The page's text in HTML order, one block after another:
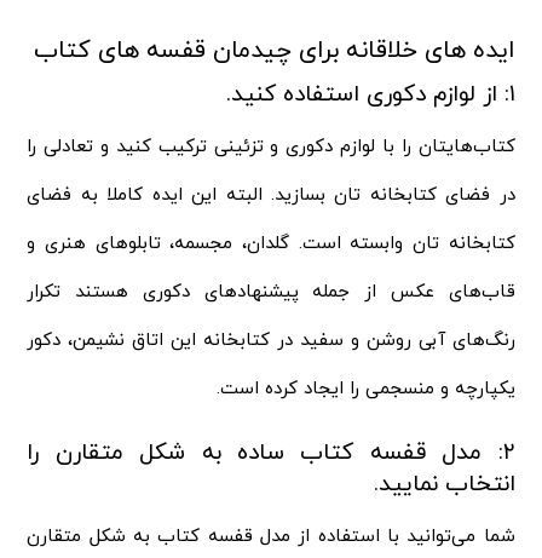
ایده های خلاقانه برای چیدمان قفسه‌ های کتاب‌
۱: از لوازم دکوری استفاده کنید.
کتاب‌هایتان را با لوازم دکوری و تزئینی ترکیب کنید و تعادلی را
در فضای کتابخانه‌ تان بسازید. البته این ایده کاملا به فضای
کتابخانه‌ تان وابسته است. گلدان، مجسمه، تابلوهای هنری و
قاب‌های عکس از جمله پیشنهادهای دکوری هستند تکرار
رنگ‌های آبی روشن و سفید در کتابخانه این اتاق نشیمن، دکور
یکپارچه و منسجمی را ایجاد کرده است.
۲: مدل قفسه کتاب ساده به شکل متقارن را
انتخاب نمایید.
شما می‌توانید با استفاده از مدل قفسه کتاب به شکل متقارن